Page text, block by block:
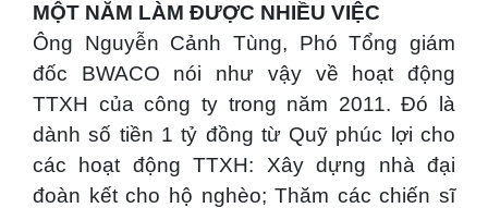
MỘT NĂM LÀM ĐƯỢC NHIỀU VIỆC
Ông Nguyễn Cảnh Tùng, Phó Tổng giám
đốc BWACO nói như vậy về hoạt động
TTXH của công ty trong năm 2011. Đó là
dành số tiền 1 tỷ đồng từ Quỹ phúc lợi cho
các hoạt động TTXH: Xây dựng nhà đại
đoàn kết cho hộ nghèo; Thăm các chiến sĩ